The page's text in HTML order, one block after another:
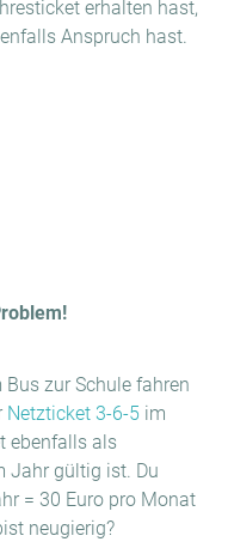
erhalten hast,
Anspruch hast.
zur Schule fahren
Netzticket 3-6-5 im
ebenfalls als
Jahr gültig ist. Du
= 30 Euro pro Monat
neugierig?